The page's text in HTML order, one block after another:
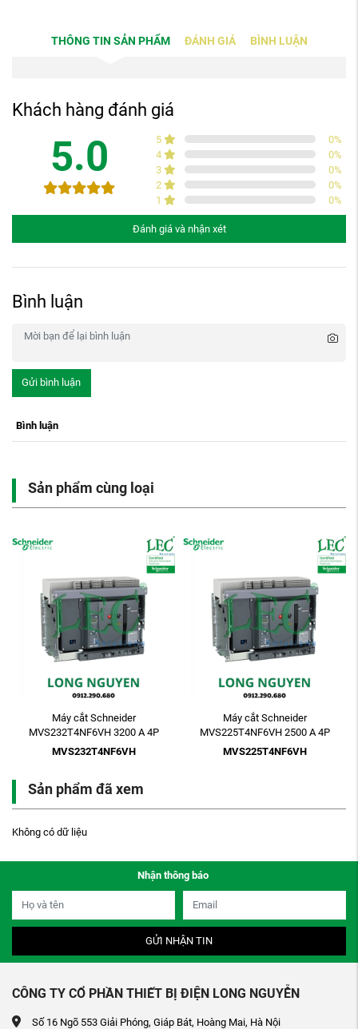
THÔNG TIN SẢN PHẨM ĐÁNH GIÁ BÌNH LUẬN
Khách hàng đánh giá
5.0 5 0%
4
0%
3
0%
2
0%
1
0%
Đánh giá và nhận xét
Bình luận
Gửi bình luận
Bình luận
Sản phẩm cùng loại
Máy cắt Schneider
MVS232T4NF6VH 3200 A 4P
ETV6G 85kA Electric Fixed
MVS232T4NF6VH
Máy cắt Schneider
MVS225T4NF6VH 2500 A 4P
ETV6G 85kA Electric Fixed
MVS225T4NF6VH
Sản phẩm đã xem
Không có dữ liệu
Nhận thông báo
GỬI NHẬN TIN
CÔNG TY CỔ PHẦN THIẾT BỊ ĐIỆN LONG NGUYỄN
Số 16 Ngõ 553 Giải Phóng, Giáp Bát, Hoàng Mai, Hà Nội